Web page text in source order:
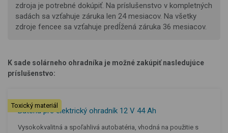
zdroja je potrebné dokúpiť. Na príslušenstvo v kompletných
sadách sa vzťahuje záruka len 24 mesiacov. Na všetky
zdroje fencee sa vzťahuje predĺžená záruka 36 mesiacov.
K sade solárneho ohradníka je možné zakúpiť nasledujúce
príslušenstvo:
Toxický materiál
Batéria pre elektrický ohradník 12 V 44 Ah
Vysokokvalitná a spoľahlivá autobatéria, vhodná na použitie s